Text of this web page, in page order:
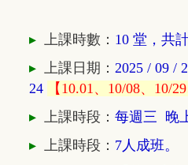
▸ 上課時數： 10 堂，共
▸ 上課日期： 2025 / 09 /
24
【10.01、10/08、10/
▸ 上課時段： 每週三 晚
▸ 上課時段： 7人成班。